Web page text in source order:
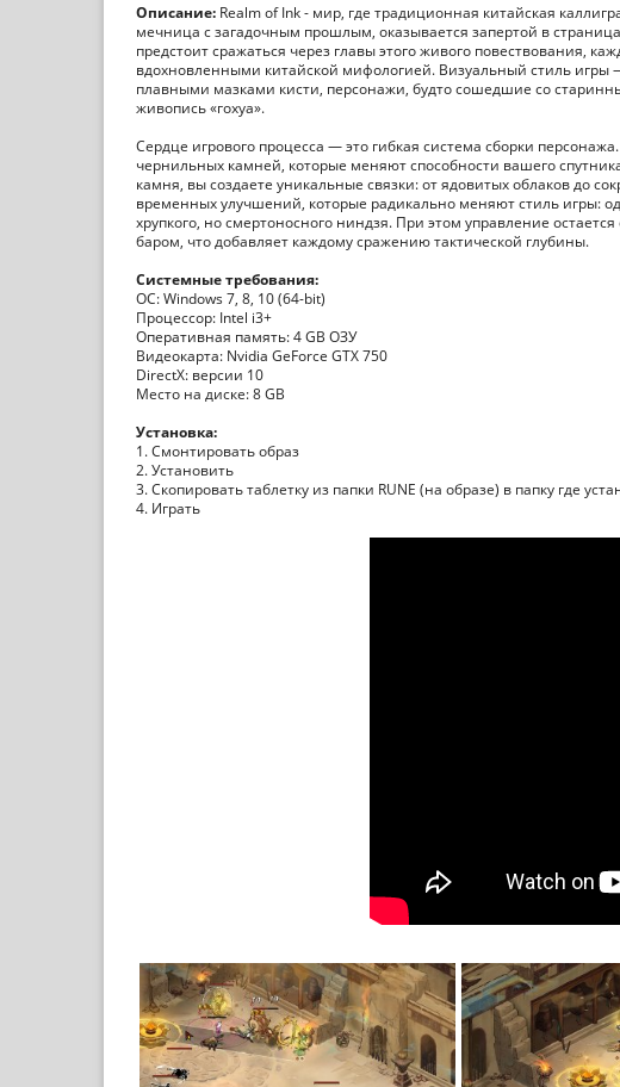
Описание: Realm of Ink - мир, где традиционная китайская
мечница с загадочным прошлым, оказывается запертой в
предстоит сражаться через главы этого живого повествования,
вдохновленными китайской мифологией. Визуальный стиль игры
плавными мазками кисти, персонажи, будто сошедшие со
живопись «гохуа».
Сердце игрового процесса — это гибкая система сборки
чернильных камней, которые меняют способности вашего
камня, вы создаете уникальные связки: от ядовитых облаков до
временных улучшений, которые радикально меняют стиль игры:
хрупкого, но смертоносного ниндзя. При этом управление
баром, что добавляет каждому сражению тактической глубины.
Системные требования:
ОС: Windows 7, 8, 10 (64-bit)
Процессор: Intel i3+
Оперативная память: 4 GB ОЗУ
Видеокарта: Nvidia GeForce GTX 750
DirectX: версии 10
Место на диске: 8 GB
Установка:
1. Смонтировать образ
2. Установить
3. Скопировать таблетку из папки RUNE (на образе) в папку где
4. Играть